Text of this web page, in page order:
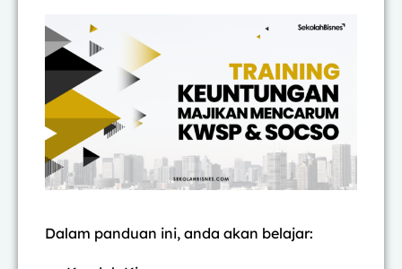
Dalam panduan ini, anda akan belajar: